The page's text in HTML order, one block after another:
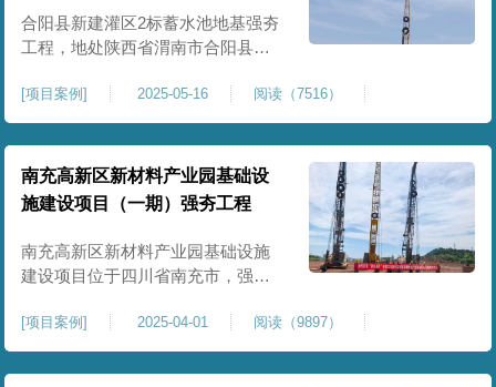
理与土地安全利用。
合阳县新建灌区2标蓄水池地基强夯
工程，地处陕西省渭南市合阳县，
的关键前置工程，主要服务于片区
农业灌溉蓄水配套建设，为后续蓄
水池主体施工筑牢地基基础，保障
灌区水利设施长期稳定运行。本工
程核心施工内容为蓄水池场地地基
强夯加固处理，总强夯施工面积
25000㎡，施工完成后场地上部将新
[项目案例] 2025-05-16 阅读（7516）
南充高新区新材料产业园基础设
施建设项目（一期）强夯工程
南充高新区新材料产业园基础设施
建设项目位于四川省南充市，强夯
软弱土、回填土等复杂地质，采用
强夯地基加固，深层加固地基、提
升承载力、严控工后沉降，为厂
[项目案例] 2025-04-01 阅读（9897）